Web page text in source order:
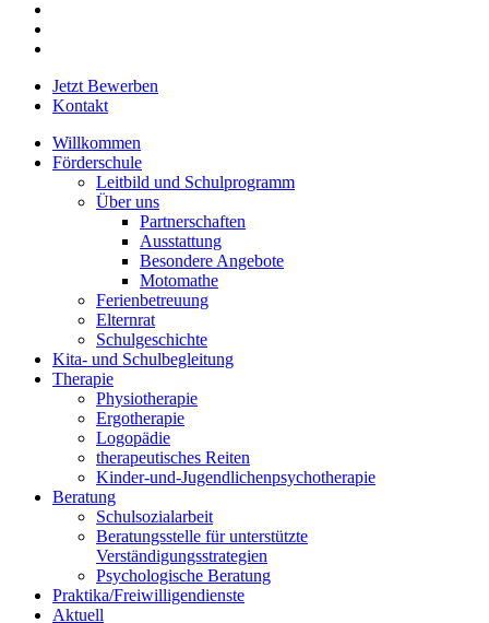
Close
Menu
Jetzt Bewerben
Kontakt
Willkommen
Förderschule
Leitbild und Schulprogramm
Über uns
Partnerschaften
Ausstattung
Besondere Angebote
Motomathe
Ferienbetreuung
Elternrat
Schulgeschichte
Kita- und Schulbegleitung
Therapie
Physiotherapie
Ergotherapie
Logopädie
therapeutisches Reiten
Kinder-und-Jugendlichenpsychotherapie
Beratung
Schulsozialarbeit
Beratungsstelle für unterstützte
Verständigungsstrategien
Psychologische Beratung
Praktika/Freiwilligendienste
Aktuell